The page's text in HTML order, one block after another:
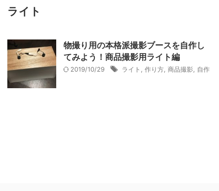
ライト
物撮り用の本格派撮影ブースを自作し
てみよう！商品撮影用ライト編
2019/10/29 ライト 作り方 商品撮影 自作